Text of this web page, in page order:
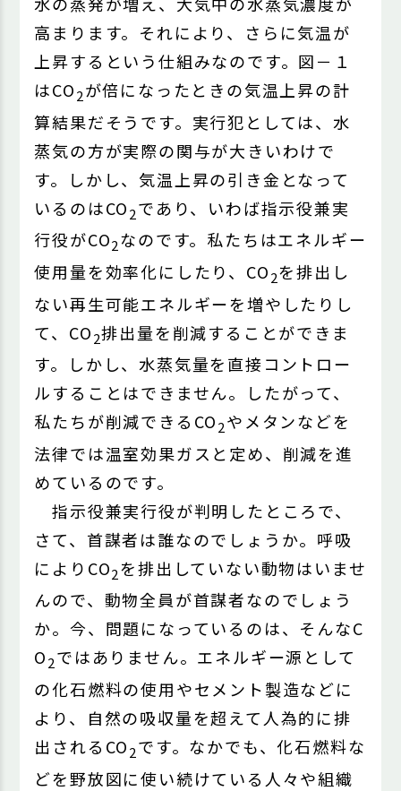
高まります。それにより、さらに気温が
上昇するという仕組みなのです。図－１
はCO2が倍になったときの気温上昇の計
算結果だそうです。実行犯としては、水
蒸気の方が実際の関与が大きいわけで
す。しかし、気温上昇の引き金となって
いるのはCO2であり、いわば指示役兼実
行役がCO2なのです。私たちはエネルギー
使用量を効率化にしたり、CO2を排出し
ない再生可能エネルギーを増やしたりし
て、CO2排出量を削減することができま
す。しかし、水蒸気量を直接コントロー
ルすることはできません。したがって、
私たちが削減できるCO2やメタンなどを
法律では温室効果ガスと定め、削減を進
めているのです。
指示役兼実行役が判明したところで、
さて、首謀者は誰なのでしょうか。呼吸
によりCO2を排出していない動物はいませ
んので、動物全員が首謀者なのでしょう
か。今、問題になっているのは、そんなC
O2ではありません。エネルギー源として
の化石燃料の使用やセメント製造などに
より、自然の吸収量を超えて人為的に排
出されるCO2です。なかでも、化石燃料な
どを野放図に使い続けている人々や組織